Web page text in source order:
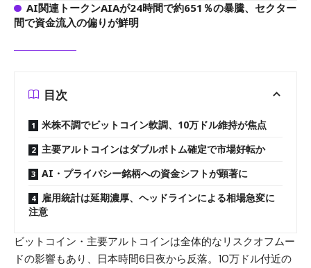
AI関連トークンAIAが24時間で約651％の暴騰、セクター
間で資金流入の偏りが鮮明
目次
米株不調でビットコイン軟調、10万ドル維持が焦点
主要アルトコインはダブルボトム確定で市場好転か
AI・プライバシー銘柄への資金シフトが顕著に
雇用統計は延期濃厚、ヘッドラインによる相場急変に
注意
ビットコイン ・主要アルトコインは全体的なリスクオフムー
ドの影響もあり、日本時間6日夜から反落。10万ドル付近の